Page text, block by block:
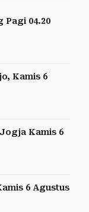
Pagi 04.20
Kamis 6
Kamis 6
6 Agustus